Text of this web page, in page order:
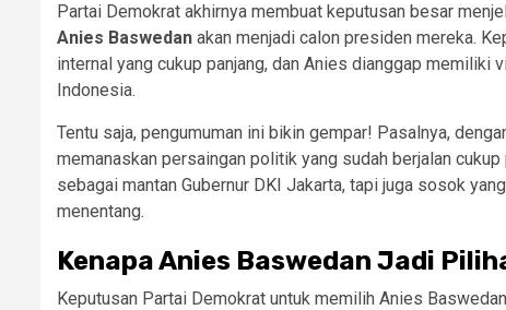
Partai Demokrat akhirnya membuat keputusan besar
Anies Baswedan akan menjadi calon presiden mereka.
internal yang cukup panjang, dan Anies dianggap memiliki
Indonesia.
Tentu saja, pengumuman ini bikin gempar! Pasalnya,
memanaskan persaingan politik yang sudah berjalan
sebagai mantan Gubernur DKI Jakarta, tapi juga sosok
menentang.
Kenapa Anies Baswedan Jadi
Keputusan Partai Demokrat untuk memilih Anies